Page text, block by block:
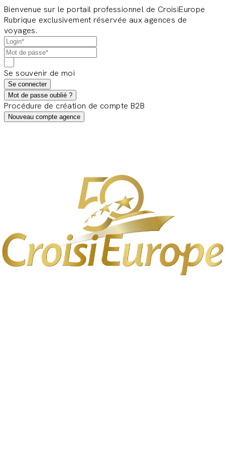
Bienvenue sur le portail professionnel de CroisiEurope
Rubrique exclusivement réservée aux agences de
voyages.
Se souvenir de moi
Se connecter
Mot de passe oublié ?
Procédure de création de compte B2B
Nouveau compte agence